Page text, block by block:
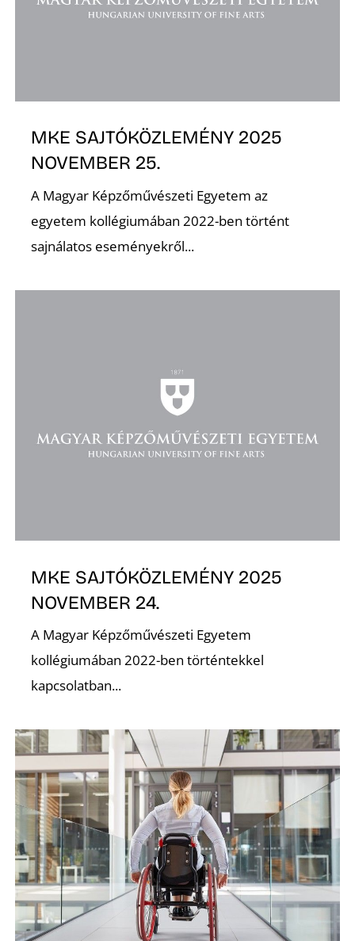
MKE SAJTÓKÖZLEMÉNY 2025
NOVEMBER 25.
A Magyar Képzőművészeti Egyetem az
egyetem kollégiumában 2022-ben történt
sajnálatos eseményekről...
MKE SAJTÓKÖZLEMÉNY 2025
NOVEMBER 24.
A Magyar Képzőművészeti Egyetem
kollégiumában 2022-ben történtekkel
kapcsolatban...